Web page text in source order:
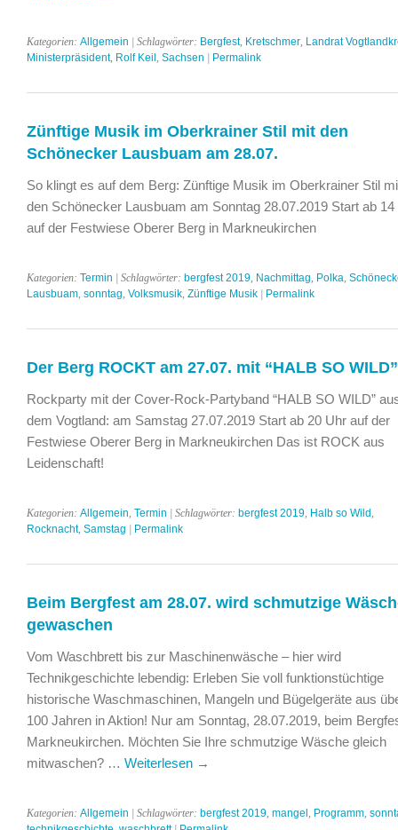
Kategorien: Allgemein | Schlagwörter: Bergfest, Kretschmer, Landrat
Ministerpräsident, Rolf Keil , Sachsen Permalink
Zünftige Musik im Oberkrainer Stil mit den
Schönecker Lausbuam am 28.07.
So klingt es auf dem Berg: Zünftige Musik im Oberkrainer Stil
den Schönecker Lausbuam am Sonntag 28.07.2019 Start ab 14
auf der Festwiese Oberer Berg in Markneukirchen
Kategorien: Termin | Schlagwörter: bergfest 2019, Nachmittag, Polka,
Lausbuam, sonntag, Volksmusik, Zünftige Musik Permalink
Der Berg ROCKT am 27.07. mit “HALB SO WILD”
Rockparty mit der Cover-Rock-Partyband “HALB SO WILD”
dem Vogtland: am Samstag 27.07.2019 Start ab 20 Uhr auf der
Festwiese Oberer Berg in Markneukirchen Das ist ROCK aus
Leidenschaft!
Kategorien: Allgemein, Termin | Schlagwörter: bergfest 2019, Halb so Wild ,
Rocknacht, Samstag Permalink
Beim Bergfest am 28.07. wird schmutzige
gewaschen
Vom Waschbrett bis zur Maschinenwäsche – hier wird
Technikgeschichte lebendig: Erleben Sie voll funktionstüchtige
historische Waschmaschinen, Mangeln und Bügelgeräte aus
100 Jahren in Aktion! Nur am Sonntag, 28.07.2019, beim
Markneukirchen. Möchten Sie Ihre schmutzige Wäsche gleich
mitwaschen? … Weiterlesen →
Kategorien: Allgemein | Schlagwörter: bergfest 2019, mangel , Programm,